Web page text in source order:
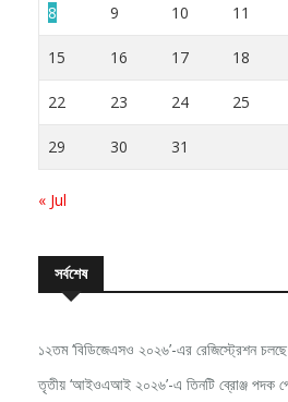
8 9 10 11
15 16 17 18
22 23 24 25
29 30 31
সর্বশেষ
১২তম ‘বিডিজেএসও ২০২৬’-এর রেজিস্ট্রেশন চলছে